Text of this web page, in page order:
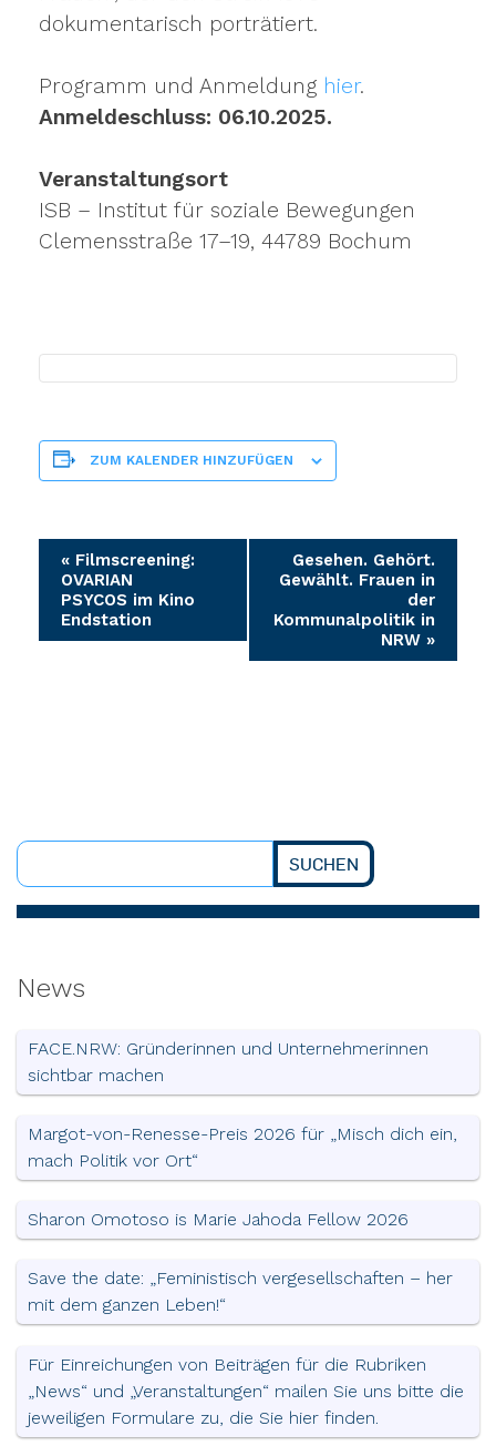
dokumentarisch porträtiert.
Programm und Anmeldung hier.
Anmeldeschluss: 06.10.2025.
Veranstaltungsort
ISB – Institut für soziale Bewegungen
Clemensstraße 17–19, 44789 Bochum
ZUM KALENDER HINZUFÜGEN
Veranstaltung-
Navigation
« Filmscreening:
OVARIAN
PSYCOS im Kino
Endstation
Gesehen. Gehört.
Gewählt. Frauen in
der
Kommunalpolitik in
NRW »
Suchen
SUCHEN
News
FACE.NRW: Gründerinnen und Unternehmerinnen
sichtbar machen
Margot-von-Renesse-Preis 2026 für „Misch dich ein,
mach Politik vor Ort“
Sharon Omotoso is Marie Jahoda Fellow 2026
Save the date: „Feministisch vergesellschaften – her
mit dem ganzen Leben!“
Für Einreichungen von Beiträgen für die Rubriken
„News“ und „Veranstaltungen“ mailen Sie uns bitte die
jeweiligen Formulare zu, die Sie hier finden.